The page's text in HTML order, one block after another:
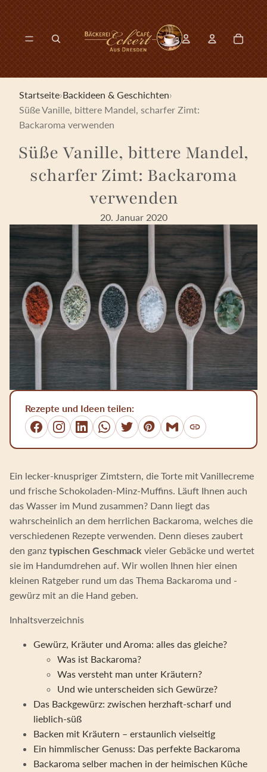
Modal suchen öffnen
Konto-Drop-
Konto-Drop-
Startseite›Backideen & Geschichten›
Süße Vanille, bittere Mandel, scharfer Zimt:
Backaroma verwenden
Süße Vanille, bittere Mandel,
scharfer Zimt: Backaroma
verwenden
20. Januar 2020
Rezepte und Ideen teilen:
FacebookInstagramLinkedInWhatsApp
TwitterPinterestE-MailLink kopieren
Ein lecker-knuspriger Zimtstern, die Torte mit Vanillecreme
und frische Schokoladen-Minz-Muffins. Läuft Ihnen auch
das Wasser im Mund zusammen? Dann liegt das
wahrscheinlich an dem herrlichen Backaroma, welches die
verschiedenen Rezepte verwenden. Denn dieses zaubert
den ganz typischen Geschmack vieler Gebäcke und wertet
sie im Handumdrehen auf. Wir wollen Ihnen hier einen
kleinen Ratgeber rund um das Thema Backaroma und -
gewürz mit an die Hand geben.
Inhaltsverzeichnis
Gewürz, Kräuter und Aroma: alles das gleiche?
Was ist Backaroma?
Was versteht man unter Kräutern?
Und wie unterscheiden sich Gewürze?
Das Backgewürz: zwischen herzhaft-scharf und
lieblich-süß
Backen mit Kräutern – erstaunlich vielseitig
Ein himmlischer Genuss: Das perfekte Backaroma
Backaroma selber machen in der heimischen Küche